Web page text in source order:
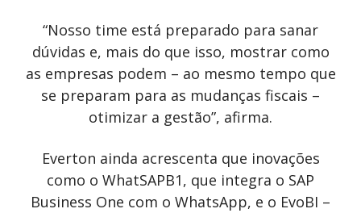
“Nosso time está preparado para sanar
dúvidas e, mais do que isso, mostrar como
as empresas podem – ao mesmo tempo que
se preparam para as mudanças fiscais –
otimizar a gestão”, afirma.
Everton ainda acrescenta que inovações
como o WhatSAPB1, que integra o SAP
Business One com o WhatsApp, e o EvoBI –